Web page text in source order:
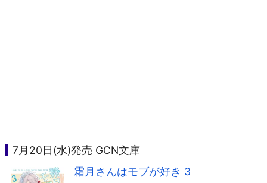
7月20日(水)発売 GCN文庫
霜月さんはモブが好き 3